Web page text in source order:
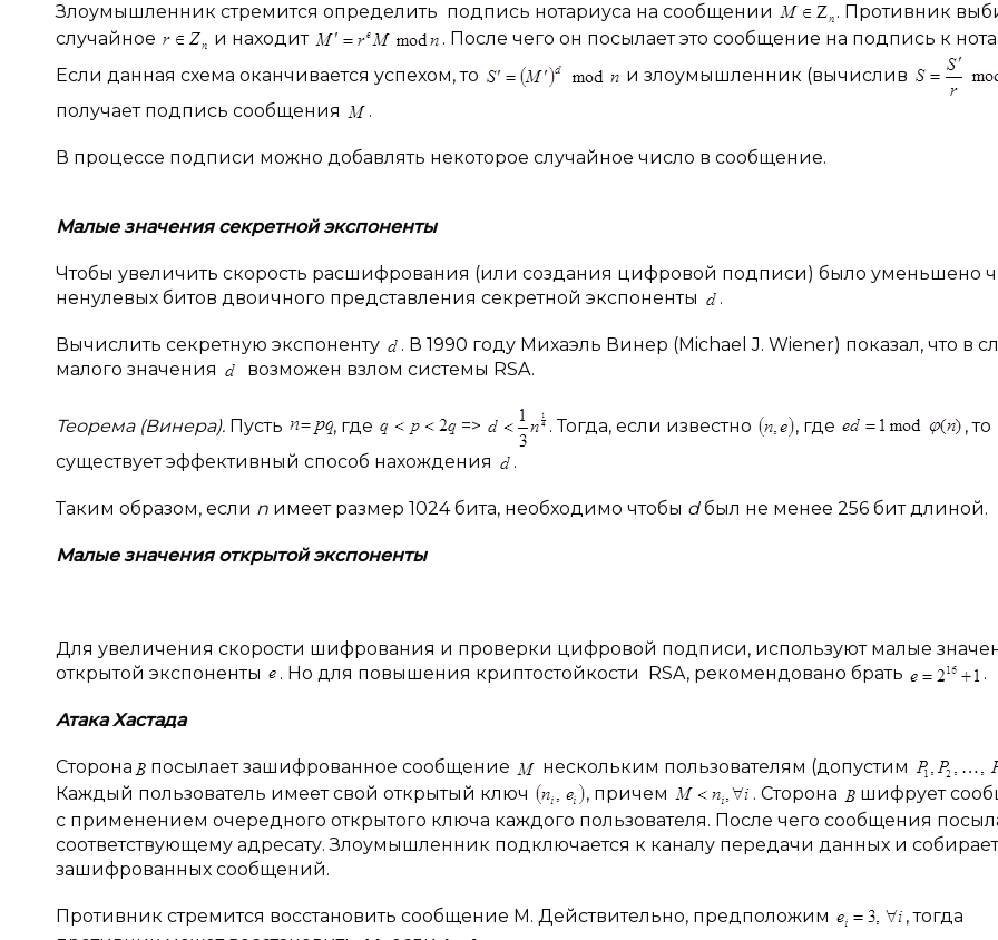
Злоумышленник стремится определить подпись нотариуса на сообщении
. Противник
случайное
и находит
. После чего он посылает это сообщение на подпись к
Если данная схема оканчивается успехом, то
и злоумышленник (вычислив
получает подпись сообщения
.
В процессе подписи можно добавлять некоторое случайное число в сообщение.
Малые значения секретной экспоненты
Чтобы увеличить скорость расшифрования (или создания цифровой подписи) было уменьшено
ненулевых битов двоичного представления секретной экспоненты
.
Вычислить секретную экспоненту
. В 1990 году Михаэль Винер (Michael J. Wiener) показал, что в
малого значения
возможен взлом системы RSA.
Теорема (Винера). Пусть , где => . Тогда, если известно , где
, то
существует эффективный способ нахождения
.
Таким образом, если n имеет размер 1024 бита, необходимо чтобы dбыл не менее 256 бит длиной.
Малые значения открытой экспоненты
Для увеличения скорости шифрования и проверки цифровой подписи, используют малые
открытой экспоненты
. Но для повышения криптостойкости RSA, рекомендовано брать .
Атака Хастада
Сторона посылает зашифрованное сообщение нескольким пользователям (допустим
Каждый пользователь имеет свой открытый ключ
, причем . Сторона
шифрует
с применением очередного открытого ключа каждого пользователя. После чего сообщения
соответствующему адресату. Злоумышленник подключается к каналу передачи данных и
зашифрованных сообщений.
Противник стремится восстановить сообщение М. Действительно, предположим
, тогда